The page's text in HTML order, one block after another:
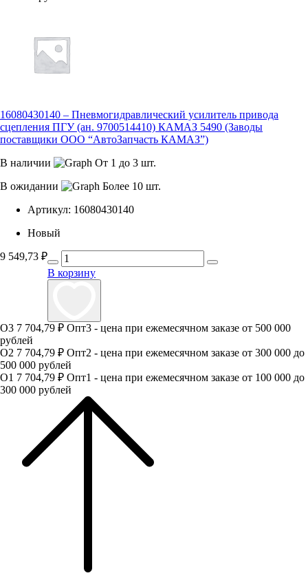
16080430140 – Пневмогидравлический усилитель привода
сцепления ПГУ (ан. 9700514410) КАМАЗ 5490 (Заводы
поставщики ООО “АвтоЗапчасть КАМАЗ”)
В наличии
От 1 до 3 шт.
В ожидании
Более 10 шт.
Артикул: 16080430140
Новый
9 549,73 ₽
В корзину
О3 7 704,79 ₽ Опт3 - цена при ежемесячном заказе от 500 000
рублей
О2 7 704,79 ₽ Опт2 - цена при ежемесячном заказе от 300 000 до
500 000 рублей
О1 7 704,79 ₽ Опт1 - цена при ежемесячном заказе от 100 000 до
300 000 рублей